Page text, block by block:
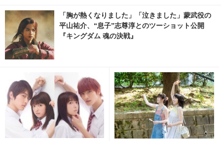
「胸が熱くなりました」「泣きました」蒙武役の
平山祐介、“息子”志尊淳とのツーショット公開
『キングダム 魂の決戦』